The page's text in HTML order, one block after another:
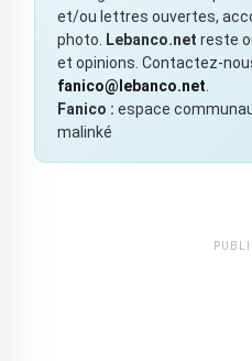
et/ou lettres ouvertes,
photo.
Lebanco.net reste
et opinions. Contactez-
fanico@lebanco.net
Fanico : espace
malinké